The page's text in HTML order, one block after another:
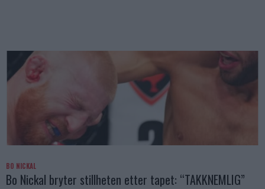
BO NICKAL
Bo Nickal bryter stillheten etter tapet: “TAKKNEMLIG”